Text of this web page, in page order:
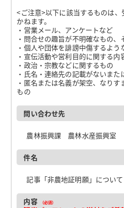
<ご注意>以下に該当するものは
かねます。
・営業メール、アンケートなど
・問合せの趣旨が不明確なもの
・個人や団体を誹謗中傷するよう
・宣伝活動や営利目的に関する内
・政治・宗教などに関するもの
・氏名・連絡先の記載がないまた
・匿名または名義が架空、なり
もの
問い合わせ先
農林振興課 農林水産振興室
件名
記事「非農地証明願」について
内容 （必須）